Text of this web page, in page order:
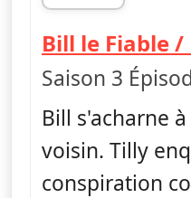
fin 01h50
Bill le Fiable
Saison 3
Bill s'acharne
voisin. Tilly
conspiration